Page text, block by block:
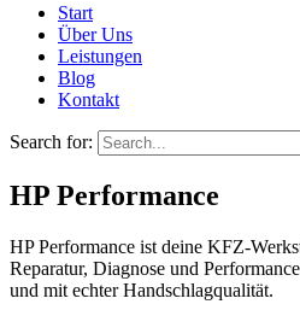
Start
Über Uns
Leistungen
Blog
Kontakt
Search for:
HP Performance
HP Performance ist deine KFZ-
Reparatur, Diagnose und
und mit echter Handschlagqualität.